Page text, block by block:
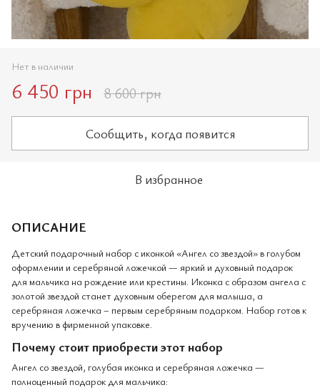
Нет в наличии
6 450 грн 8 600 грн
Сообщить, когда появится
В избранное
ОПИСАНИЕ
Детский подарочный набор с иконкой «Ангел со звездой» в голубом
оформлении и серебряной ложечкой — яркий и духовный подарок
для мальчика на рождение или крестины. Иконка с образом ангела с
золотой звездой станет духовным оберегом для малыша, а
серебряная ложечка – первым серебряным подарком. Набор готов к
вручению в фирменной упаковке.
Почему стоит приобрести этот набор
Ангел со звездой, голубая иконка и серебряная ложечка —
полноценный подарок для мальчика: